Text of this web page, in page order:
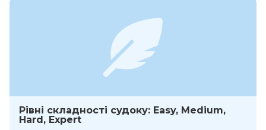
Рівні складності судоку: Easy, Medium,
Hard, Expert